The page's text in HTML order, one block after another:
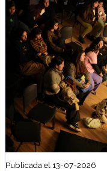
Publicada el 13-07-2026